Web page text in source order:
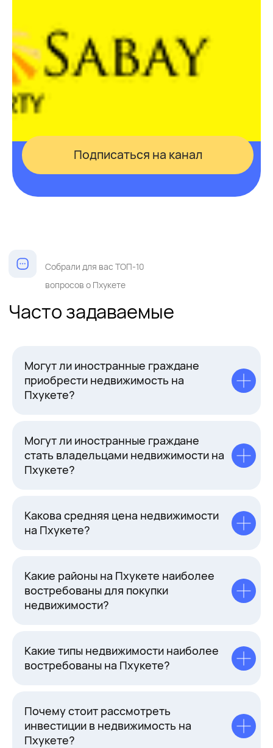
Могут ли иностранные граждане
приобрести недвижимость на
Пхукете?
Могут ли иностранные граждане
стать владельцами недвижимости на
Пхукете?
Какова средняя цена недвижимости
на Пхукете?
Какие районы на Пхукете наиболее
востребованы для покупки
недвижимости?
Какие типы недвижимости наиболее
востребованы на Пхукете?
Почему стоит рассмотреть
инвестиции в недвижимость на
Пхукете?